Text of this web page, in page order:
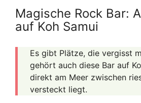
Magische Rock Bar:
auf Koh Samui
Es gibt Plätze, die vergisst
gehört auch diese Bar auf
direkt am Meer zwischen
versteckt liegt.